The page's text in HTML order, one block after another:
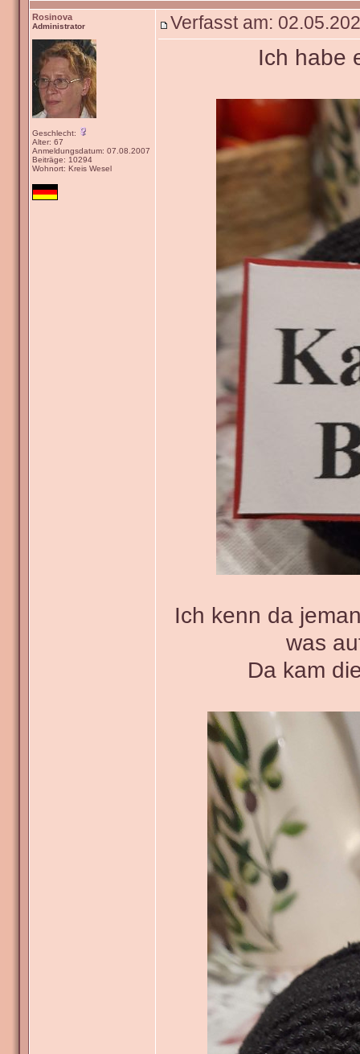
Rosinova
Administrator
Geschlecht:
Alter: 67
Anmeldungsdatum: 07.08.2007
Beiträge: 10294
Wohnort: Kreis Wesel
Verfasst am:
Ich habe
Ich kenn da
was
Da kam